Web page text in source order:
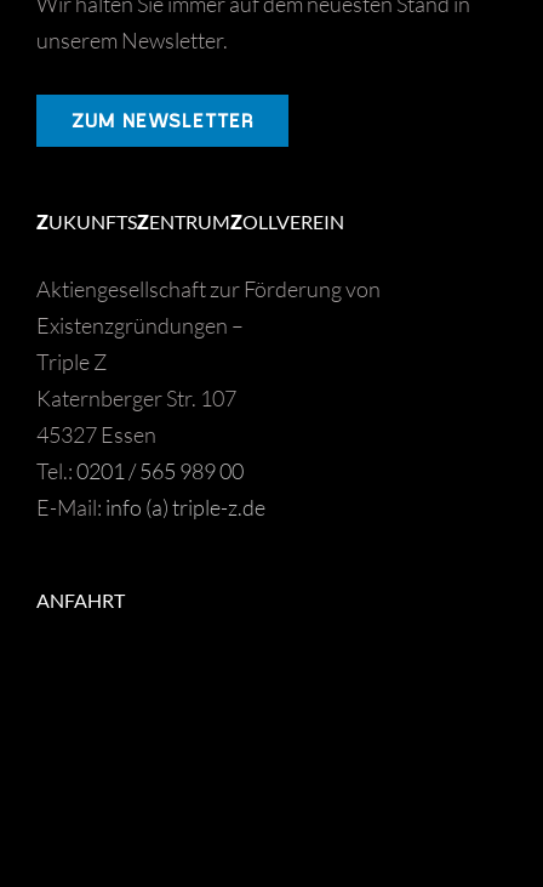
unserem Newsletter.
ZUM NEWSLETTER
ZUKUNFTSZENTRUMZOLLVEREIN
Aktiengesellschaft zur Förderung von
Existenzgründungen –
Triple Z
Katernberger Str. 107
45327 Essen
Tel.:0201 / 565 989 00
E-Mail: info (a) triple-z.de
ANFAHRT